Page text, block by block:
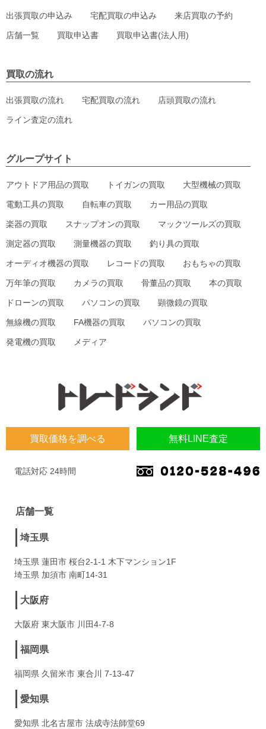
買取価格を調べる 無料LINE査定
電話対応 24時間
店舗一覧
埼玉県
埼玉県 蓮田市 桜台2-1-1 木下マンション1F
埼玉県 加須市 南町14-31
大阪府
大阪府 東大阪市 川田4-7-8
福岡県
福岡県 久留米市 東合川 7-13-47
愛知県
愛知県 北名古屋市 法成寺法師堂69
出張買取の申込み 宅配買取の申込み 来店買取の予約
店舗一覧 買取申込書 買取申込書(法人用)
買取の流れ
出張買取の流れ 宅配買取の流れ 店頭買取の流れ
ライン査定の流れ
グループサイト
アウトドア用品の買取 トイガンの買取 大型機械の買取
電動工具の買取 自転車の買取 カー用品の買取
楽器の買取 スナップオンの買取 マックツールズの買取
測定器の買取 測量機器の買取 釣り具の買取
オーディオ機器の買取 レコードの買取 おもちゃの買取
万年筆の買取 カメラの買取 骨董品の買取 本の買取
ドローンの買取 パソコンの買取 顕微鏡の買取
無線機の買取 FA機器の買取 パソコンの買取
発電機の買取 メディア